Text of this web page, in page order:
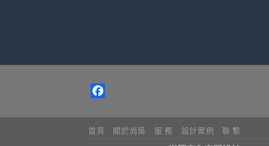
首頁 關於尚築 服 務 設計案例 聯 繫